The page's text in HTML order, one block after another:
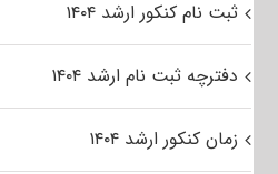
ثبت نام کنکور ارشد ۱۴۰۴
دفترچه ثبت نام ارشد ۱۴۰۴
زمان کنکور ارشد ۱۴۰۴